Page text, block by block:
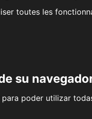
toutes les
su
poder utilizar